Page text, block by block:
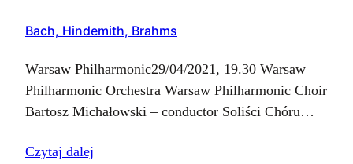
Bach, Hindemith, Brahms
Warsaw Philharmonic29/04/2021, 19.30 Warsaw
Philharmonic Orchestra Warsaw Philharmonic Choir
Bartosz Michałowski – conductor Soliści Chóru
Dobrowolska – soprano IIAnna Fijałkowska –
Czytaj dalej